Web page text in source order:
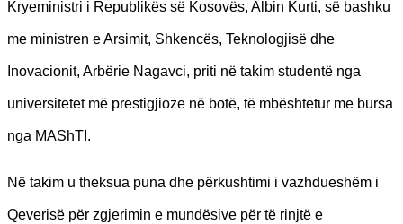
Kryeministri i Republikës së Kosovës, Albin Kurti, së bashku
me ministren e Arsimit, Shkencës, Teknologjisë dhe
Inovacionit, Arbërie Nagavci, priti në takim studentë nga
universitetet më prestigjioze në botë, të mbështetur me bursa
nga MAShTI.
Në takim u theksua puna dhe përkushtimi i vazhdueshëm i
Qeverisë për zgjerimin e mundësive për të rinjtë e